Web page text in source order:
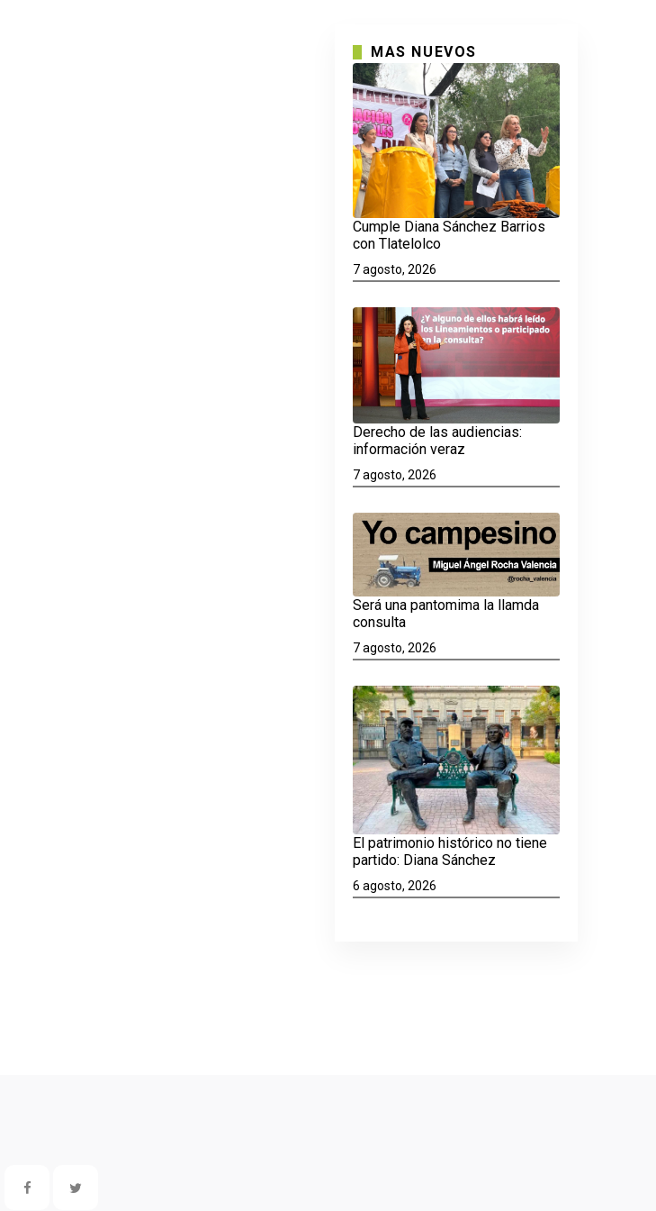
MAS NUEVOS
Cumple Diana Sánchez Barrios
con Tlatelolco
7 agosto, 2026
Derecho de las audiencias:
información veraz
7 agosto, 2026
Será una pantomima la llamda
consulta
7 agosto, 2026
El patrimonio histórico no tiene
partido: Diana Sánchez
6 agosto, 2026